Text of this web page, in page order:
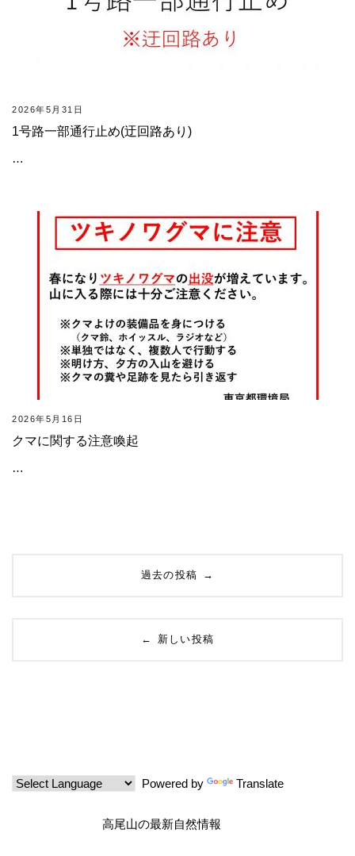
2026年5月31日
1号路一部通行止め(迂回路あり)
…
2026年5月16日
クマに関する注意喚起
…
過去の投稿 →
← 新しい投稿
Powered by Translate
高尾山の最新自然情報